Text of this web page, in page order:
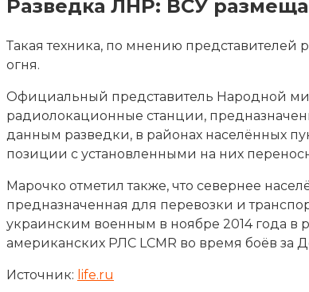
Разведка ЛНР: ВСУ
Такая техника, по мнению
огня.
Официальный представитель Народной
радиолокационные станции,
данным разведки, в районах населённых
позиции с установленными на них
Марочко отметил также, что севернее
предназначенная для перевозки и
украинским военным в ноябре 2014 года в
американских РЛС LCMR во время боёв за
Источник: life.ru